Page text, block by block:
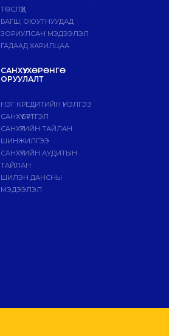
ТӨСЛҮҮД
БАГШ, ОЮУТНУУДАД
ЗОРИУЛСАН МЭДЭЭЛЭЛ
ГАДААД ХАРИЛЦАА
САНХҮҮ, ХӨРӨНГӨ
ОРУУЛАЛТ
НЭГ КРЕДИТИЙН ҮНЭЛГЭЭ
САНХҮҮ БҮРТГЭЛ
САНХҮҮГИЙН ТАЙЛАН
ШИНЖИЛГЭЭ
САНХҮҮГИЙН АУДИТЫН
ТАЙЛАН
ШИЛЭН ДАНСНЫ
МЭДЭЭЛЭЛ